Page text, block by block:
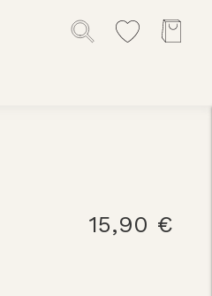
15,90 €